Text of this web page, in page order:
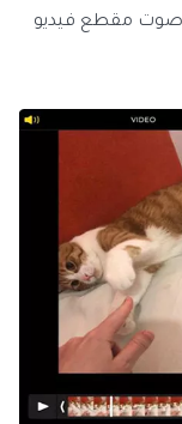
صوت مقطع فيديو